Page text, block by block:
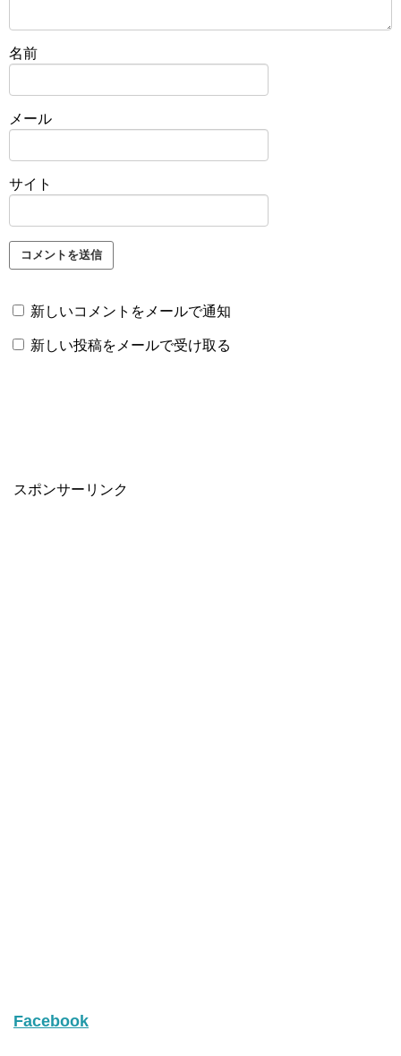
名前
メール
サイト
新しいコメントをメールで通知
新しい投稿をメールで受け取る
スポンサーリンク
Facebook